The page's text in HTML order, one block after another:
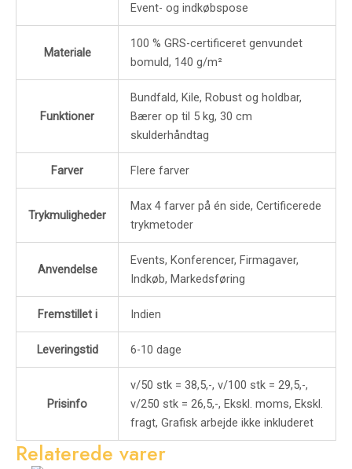
Event- og indkøbspose
Materiale
100 % GRS-certificeret genvundet
bomuld, 140 g/m²
Funktioner
Bundfald, Kile, Robust og holdbar,
Bærer op til 5 kg, 30 cm
skulderhåndtag
Farver Flere farver
Trykmuligheder
Max 4 farver på én side, Certificerede
trykmetoder
Anvendelse
Events, Konferencer, Firmagaver,
Indkøb, Markedsføring
Fremstillet i Indien
Leveringstid 6-10 dage
Prisinfo
v/50 stk = 38,5,-, v/100 stk = 29,5,-,
v/250 stk = 26,5,-, Ekskl. moms, Ekskl.
fragt, Grafisk arbejde ikke inkluderet
Relaterede varer